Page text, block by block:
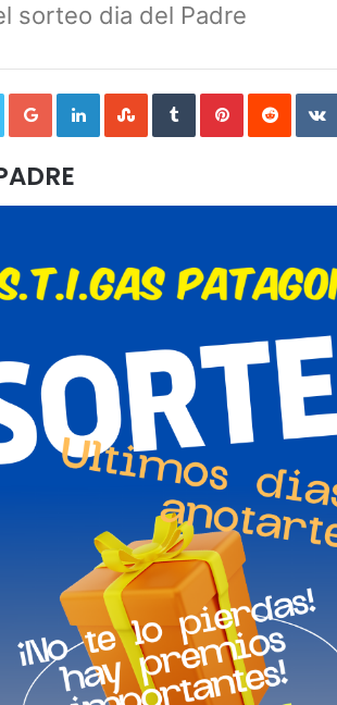
sorteo dia del Padre
TwitterGoogle+LinkedInStumbleUpon
TumblrPinterestReddit